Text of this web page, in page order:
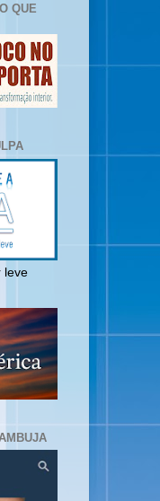
QUE
leve